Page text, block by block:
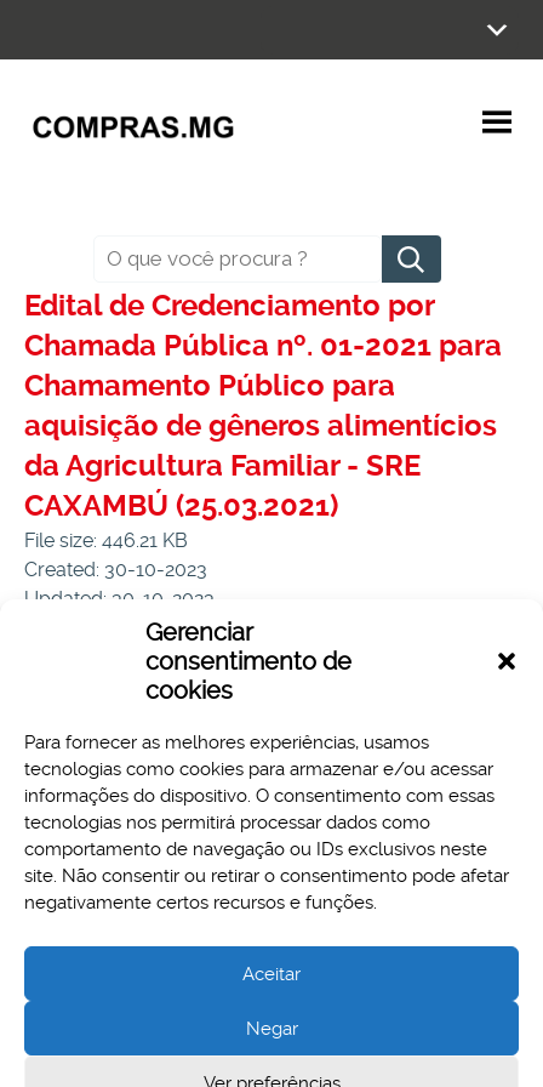
Gerenciar
consentimento de
cookies
Para fornecer as melhores experiências, usamos
tecnologias como cookies para armazenar e/ou acessar
informações do dispositivo. O consentimento com essas
tecnologias nos permitirá processar dados como
comportamento de navegação ou IDs exclusivos neste
site. Não consentir ou retirar o consentimento pode afetar
negativamente certos recursos e funções.
Aceitar
Negar
Pesquisar
Edital de Credenciamento por
Chamada Pública nº. 01-2021 para
Chamamento Público para
aquisição de gêneros alimentícios
da Agricultura Familiar - SRE
CAXAMBÚ (25.03.2021)
File size: 446.21 KB
Created: 30-10-2023
Updated: 30-10-2023
Download Preview
Aspectos legais e responsabilidades
Política de Privacidade
Cidade Administrativa - Rodovia Papa João Paulo II, 3777 -